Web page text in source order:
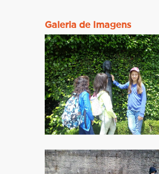
Galeria de Imagens